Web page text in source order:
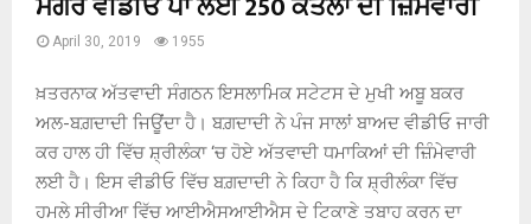
April 30, 2019 1955
ਖ਼ਤਰਨਾਕ ਅੱਤਵਾਦੀ ਸੰਗਠਨ ਇਸਲਾਮਿਕ ਸਟੇਟਸ ਦੇ ਮੁਖੀ ਅਬੂ ਬਕਰ
ਅਲ-ਬਗ਼ਦਾਦੀ ਜਿਊਂਦਾ ਹੈ। ਬਗ਼ਦਾਦੀ ਨੇ ਪੰਜ ਸਾਲਾਂ ਬਾਅਦ ਵੀਡੀਓ ਜਾਰੀ
ਕਰ ਹਾਲ ਹੀ ਵਿੱਚ ਸ਼੍ਰੀਲੰਕਾ ‘ਚ ਹੋਏ ਅੱਤਵਾਦੀ ਧਮਾਕਿਆਂ ਦੀ ਜ਼ਿੰਮੇਵਾਰੀ
ਲਈ ਹੈ। ਇਸ ਵੀਡੀਓ ਵਿੱਚ ਬਗ਼ਦਾਦੀ ਨੇ ਕਿਹਾ ਹੈ ਕਿ ਸ਼੍ਰੀਲੰਕਾ ਵਿੱਚ
ਹਮਲੇ ਸੀਰੀਆ ਵਿੱਚ ਆਈਐਸਆਈਐਸ ਦੇ ਟਿਕਾਣੇ ਤਬਾਹ ਕਰਨ ਦਾ